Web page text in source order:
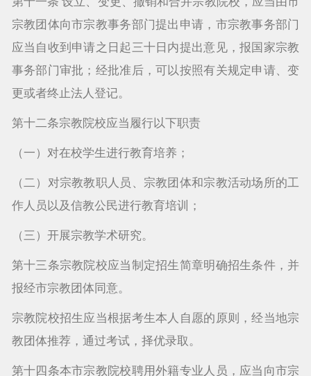
宗教团体向市宗教事务部门提出申请，市宗教事务部门
应当自收到申请之日起三十日内提出意见，报国家宗教
事务部门审批；经批准后，可以按照有关规定申请、变
更或者终止法人登记。
第十二条宗教院校应当履行以下职责
（一）对在校学生进行教育培养；
（二）对宗教教职人员、宗教团体和宗教活动场所的工
作人员以及信教公民进行教育培训；
（三）开展宗教学术研究。
第十三条宗教院校应当制定招生简章明确招生条件，并
报经市宗教团体同意。
宗教院校招生应当根据考生本人自愿的原则，经当地宗
教团体推荐，通过考试，择优录取。
第十四条本市宗教院校聘用外籍专业人员，应当向市宗